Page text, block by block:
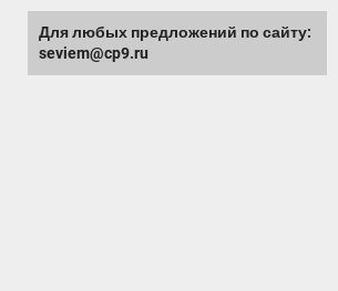
Для любых предложений по сайту:
seviem@cp9.ru